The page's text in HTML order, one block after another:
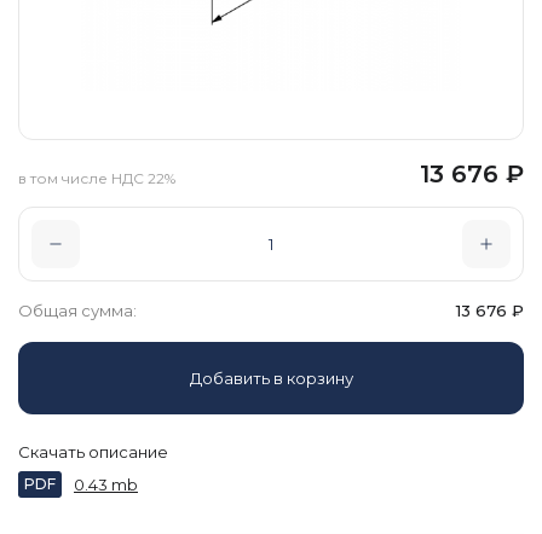
13 676 ₽
в том числе НДС 22%
Общая сумма: 13 676 ₽
Добавить в корзину
Скачать описание
PDF 0.43 mb